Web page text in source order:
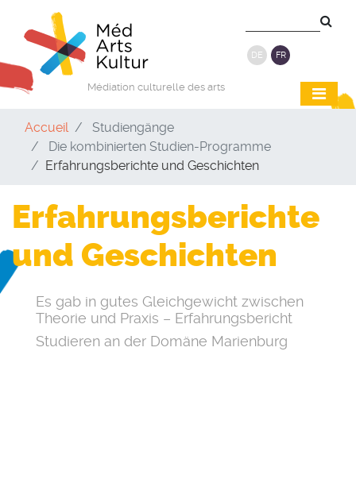
Médiation culturelle des arts
DE FR
Accueil
Studiengänge
Die kombinierten Studien-Programme
Erfahrungsberichte und Geschichten
Erfahrungsberichte
und Geschichten
Es gab in gutes Gleichgewicht zwischen
Theorie und Praxis – Erfahrungsbericht
Studieren an der Domäne Marienburg